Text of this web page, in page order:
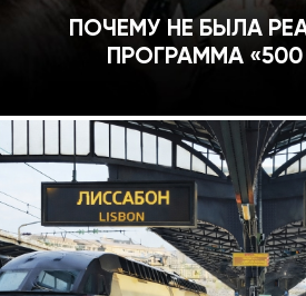
ПОЧЕМУ НЕ БЫЛА
ПРОГРАММА «500